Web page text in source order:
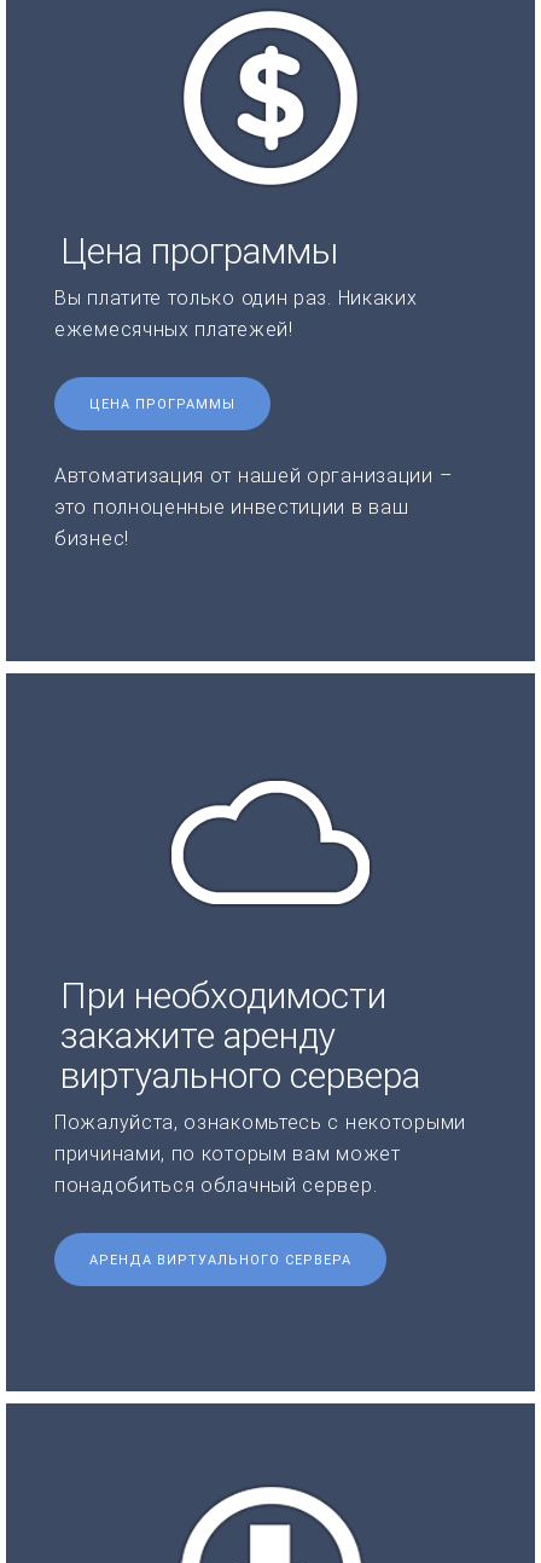
Цена программы
Вы платите только один раз. Никаких
ежемесячных платежей!
ЦЕНА ПРОГРАММЫ
Автоматизация от нашей организации –
это полноценные инвестиции в ваш
бизнес!
При необходимости
закажите аренду
виртуального сервера
Пожалуйста, ознакомьтесь с некоторыми
причинами, по которым вам может
понадобиться облачный сервер.
АРЕНДА ВИРТУАЛЬНОГО СЕРВЕРА